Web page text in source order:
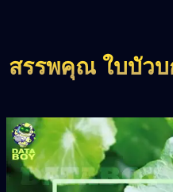
สรรพคุณ ใบบัวบ